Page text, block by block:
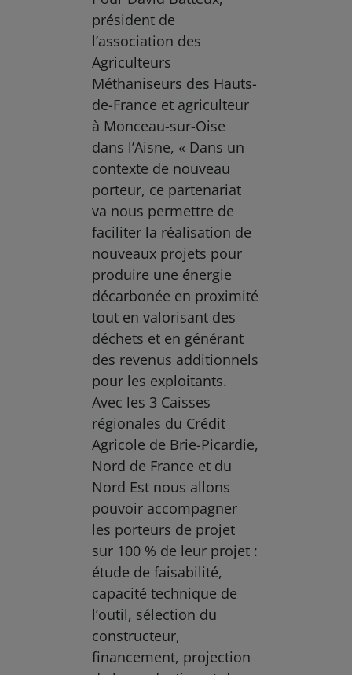
président de
l’association des
Agriculteurs
Méthaniseurs des Hauts-
de-France et agriculteur
à Monceau-sur-Oise
dans l’Aisne, « Dans un
contexte de nouveau
porteur, ce partenariat
va nous permettre de
faciliter la réalisation de
nouveaux projets pour
produire une énergie
décarbonée en proximité
tout en valorisant des
déchets et en générant
des revenus additionnels
pour les exploitants.
Avec les 3 Caisses
régionales du Crédit
Agricole de Brie-Picardie,
Nord de France et du
Nord Est nous allons
pouvoir accompagner
les porteurs de projet
sur 100 % de leur projet :
étude de faisabilité,
capacité technique de
l’outil, sélection du
constructeur,
financement, projection